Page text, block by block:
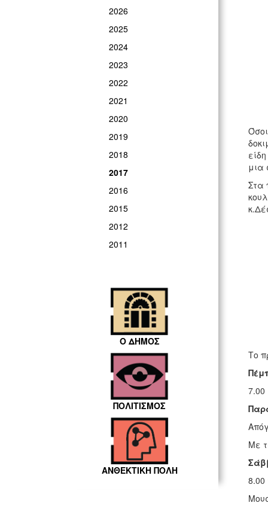
2026
2025
2024
2023
2022
2021
2020
2019
2018
2017
2016
2015
2012
2011
Ο ΔΗΜΟΣ
ΠΟΛΙΤΙΣΜΟΣ
ΑΝΘΕΚΤΙΚΗ ΠΟΛΗ
μια
Στα
Το
Με
8.00